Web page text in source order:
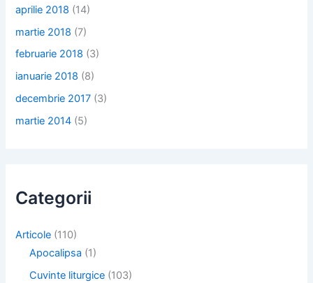
aprilie 2018 (14)
martie 2018 (7)
februarie 2018 (3)
ianuarie 2018 (8)
decembrie 2017 (3)
martie 2014 (5)
Categorii
Articole (110)
Apocalipsa (1)
Cuvinte liturgice (103)